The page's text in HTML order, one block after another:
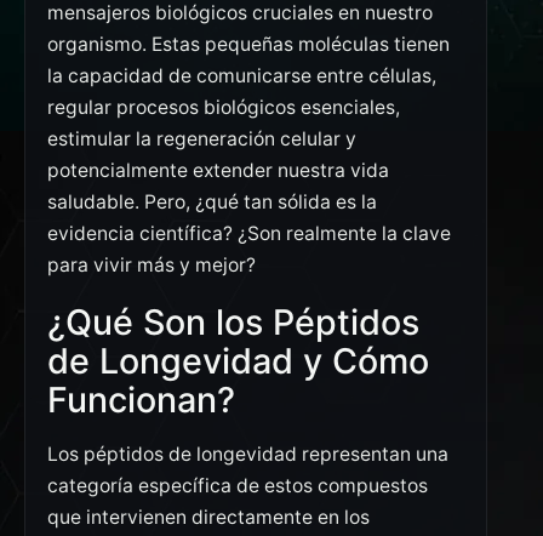
mensajeros biológicos cruciales en nuestro
organismo. Estas pequeñas moléculas tienen
la capacidad de comunicarse entre células,
regular procesos biológicos esenciales,
estimular la regeneración celular y
potencialmente extender nuestra vida
saludable. Pero, ¿qué tan sólida es la
evidencia científica? ¿Son realmente la clave
para vivir más y mejor?
¿Qué Son los Péptidos
de Longevidad y Cómo
Funcionan?
Los péptidos de longevidad representan una
categoría específica de estos compuestos
que intervienen directamente en los